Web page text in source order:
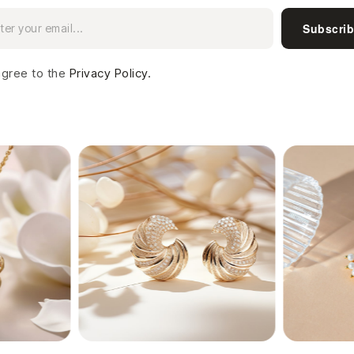
to the Privacy Policy.